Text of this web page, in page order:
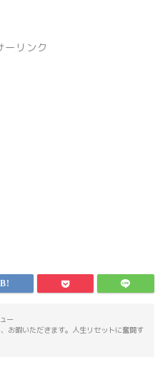
ーリンク
ー
お暇いただきます。人生リセットに奮闘す